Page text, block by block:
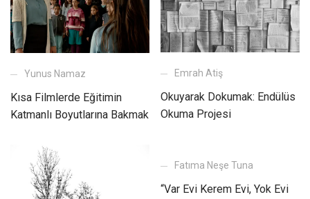
Yunus Namaz
Kısa Filmlerde Eğitimin
Katmanlı Boyutlarına Bakmak
Emrah Atiş
Okuyarak Dokumak: Endülüs
Okuma Projesi
Fatıma Neşe Tuna
“Var Evi Kerem Evi, Yok Evi